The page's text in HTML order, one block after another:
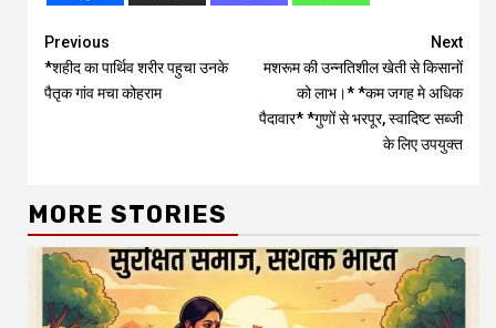
Continue
Reading
Previous
*शहीद का पार्थिव शरीर पहुचा उनके
पैतृक गांव मचा कोहराम
Next
मशरूम की उन्नतिशील खेती से किसानों
को लाभ।* *कम जगह मे अधिक
पैदावार* *गुणों से भरपूर, स्वादिष्ट सब्जी
के लिए उपयुक्त
MORE STORIES